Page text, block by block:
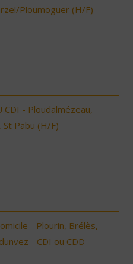
Ploumoguer (H/F)
CDI - Ploudalmézeau,
St Pabu (H/F)
- Plourin, Brélès,
- CDI ou CDD